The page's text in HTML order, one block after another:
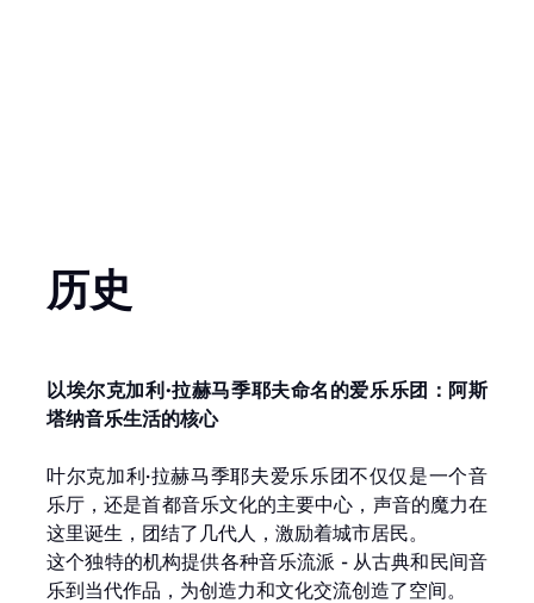
历史
以埃尔克加利·拉赫马季耶夫命名的爱乐乐团：阿斯
塔纳音乐生活的核心
叶尔克加利·拉赫马季耶夫爱乐乐团不仅仅是一个音
乐厅，还是首都音乐文化的主要中心，声音的魔力在
这里诞生，团结了几代人，激励着城市居民。
这个独特的机构提供各种音乐流派 - 从古典和民间音
乐到当代作品，为创造力和文化交流创造了空间。